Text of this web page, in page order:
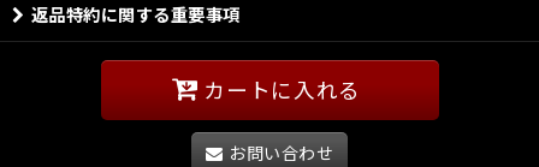
返品特約に関する重要事項
カートに入れる
お問い合わせ